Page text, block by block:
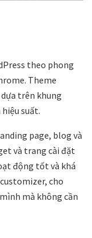
theo phong
Theme
trên khung
suất.
page, blog và
và trang cài đặt
động tốt và khá
cho
mà không cần